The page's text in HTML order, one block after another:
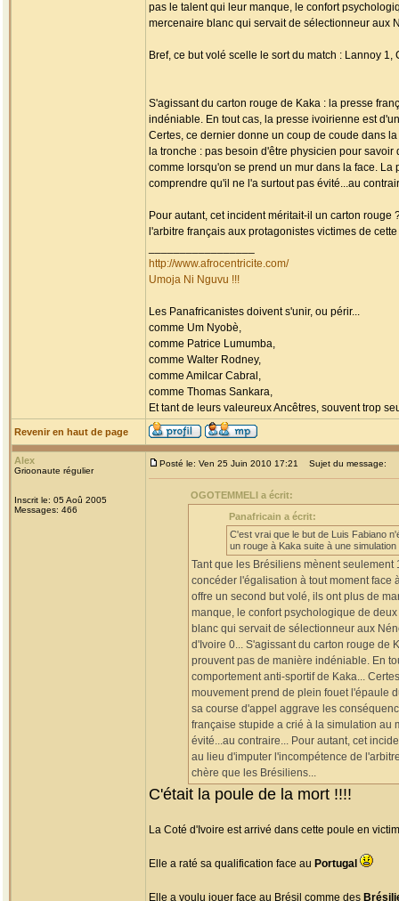
pas le talent qui leur manque, le confort
mercenaire blanc qui servait de sélectionneur aux
Bref, ce but volé scelle le sort du match : Lannoy 1,
S'agissant du carton rouge de Kaka : la presse
indéniable. En tout cas, la presse ivoirienne est
Certes, ce dernier donne un coup de coude dans
la tronche : pas besoin d'être physicien pour
comme lorsqu'on se prend un mur dans la face.
comprendre qu'il ne l'a surtout pas évité...au
Pour autant, cet incident méritait-il un carton
l'arbitre français aux protagonistes victimes de
http://www.afrocentricite.com/
Umoja Ni Nguvu !!!
Les Panafricanistes doivent s'unir, ou périr...
comme Um Nyobè,
comme Patrice Lumumba,
comme Walter Rodney,
comme Amilcar Cabral,
comme Thomas Sankara,
Et tant de leurs valeureux Ancêtres, souvent trop
Revenir en haut de page
Alex
Grioonaute régulier
Inscrit le: 05 Aoû 2005
Messages: 466
Posté le: Ven 25 Juin 2010 17:21 Sujet du message:
OGOTEMMELI a écrit:
Panafricain a écrit:
C'est vrai que le but de Luis Fabiano
un rouge à Kaka suite à une simulation
Tant que les Brésiliens mènent
concéder l'égalisation à tout moment face
offre un second but volé, ils ont plus de
manque, le confort psychologique de
blanc qui servait de sélectionneur aux
d'Ivoire 0... S'agissant du carton rouge de
prouvent pas de manière indéniable. En
comportement anti-sportif de Kaka...
mouvement prend de plein fouet l'épaule
sa course d'appel aggrave les
française stupide a crié à la simulation au
évité...au contraire... Pour autant, cet
au lieu d'imputer l'incompétence de
chère que les Brésiliens...
C'était la poule de la mort !!!!
La Coté d'Ivoire est arrivé dans cette poule en
Elle a raté sa qualification face au Portugal
Elle a voulu jouer face au Brésil comme des